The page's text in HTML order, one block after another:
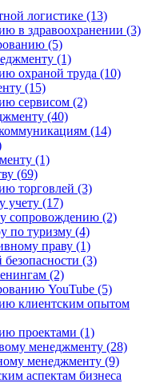
логистике (13)
в здравоохранении (3)
(5)
(1)
охраной труда (10)
(15)
сервисом (2)
(40)
(14)
(1)
(69)
торговлей (3)
учету (17)
сопровождению (2)
по туризму (4)
праву (1)
(3)
(2)
YouTube (5)
клиентским опытом
проектами (1)
менеджменту (28)
менеджменту (9)
аспектам бизнеса